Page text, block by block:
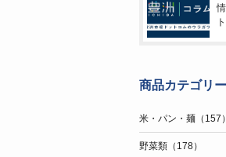
ト
商品カテゴリー
米・パン・麺（157）
野菜類（178）